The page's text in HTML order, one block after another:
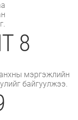
8
мэргэжлийн
байгуулжээ.